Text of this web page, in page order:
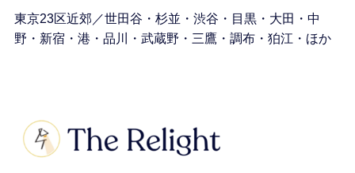
東京23区近郊／世田谷・杉並・渋谷・目黒・大田・中
野・新宿・港・品川・武蔵野・三鷹・調布・狛江・ほか